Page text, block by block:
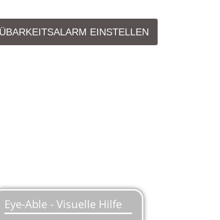
EINSTELLEN